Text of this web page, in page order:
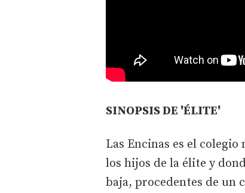
SINOPSIS DE 'ÉLITE'
Las Encinas es el
los hijos de la élite y
baja, procedentes de un